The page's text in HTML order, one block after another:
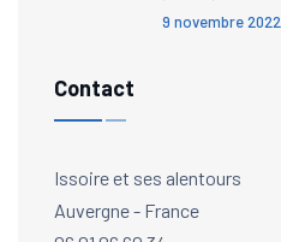
9 novembre 2022
Contact
Issoire et ses alentours
Auvergne - France